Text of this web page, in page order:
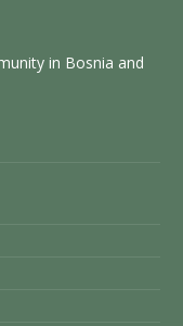
in Bosnia and